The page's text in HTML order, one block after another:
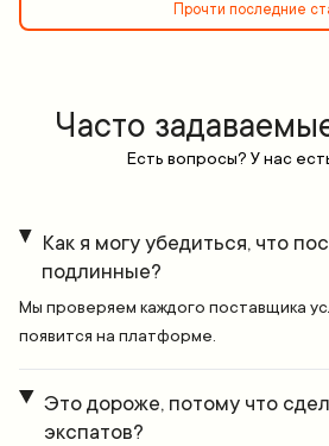
Прочти последние
Часто
Есть вопросы? У нас
Как я могу убедиться, что
подлинные?
Мы проверяем каждого поставщика
появится на платформе.
Это дороже, потому что
экспатов?